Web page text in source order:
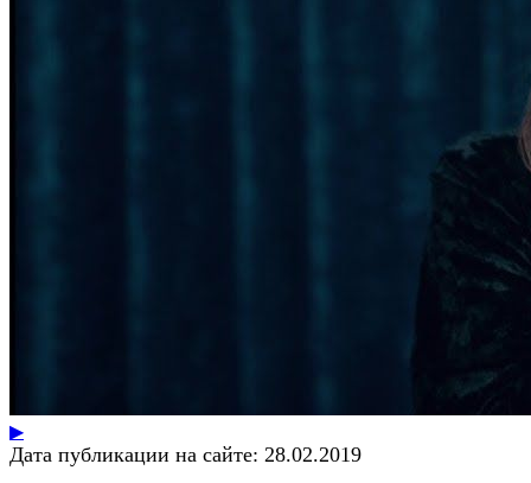
▶
Дата публикации на сайте: 28.02.2019